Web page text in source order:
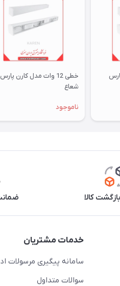
خطی 12 وات مدل کارن پارس
شعاع
ناموجود
کالا
خدمات مشتریان
سامانه پیگیری مرسولات
سوالات متداول